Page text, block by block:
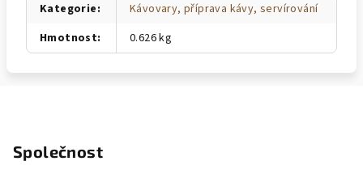
Kategorie:
Kávovary, příprava kávy, servírování
Hmotnost: 0.626 kg
Společnost